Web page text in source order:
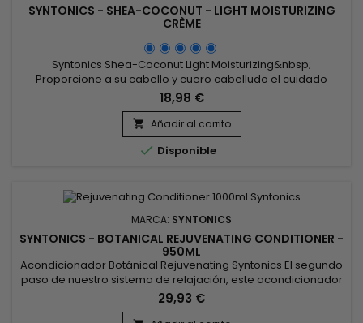
SYNTONICS - SHEA-COCONUT - LIGHT MOISTURIZING
CRÈME
Syntonics Shea-Coconut Light Moisturizing&nbsp;
Proporcione a su cabello y cuero cabelludo el cuidado
suave y cariñoso que necesitan con este increíble aceite
hidratante de uso diario. Nuestra exclusiva fórmula utiliza
aceite de coco para penetrar en el tallo del cabello e
hidratarlo.
18,98 €
 Añadir al carrito
 Disponible
MARCA: SYNTONICS
SYNTONICS - BOTANICAL REJUVENATING CONDITIONER -
950ML
Acondicionador Botánical Rejuvenating Syntonics El segundo
paso de nuestro sistema de relajación, este acondicionador
hidratante a base de hierbas se pone a trabajar
inmediatamente después de la relajación, para restaurar su
29,93 €